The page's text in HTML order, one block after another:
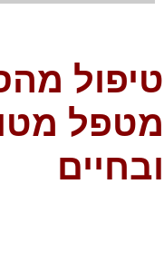
טיפול
מטפל
ובחיים